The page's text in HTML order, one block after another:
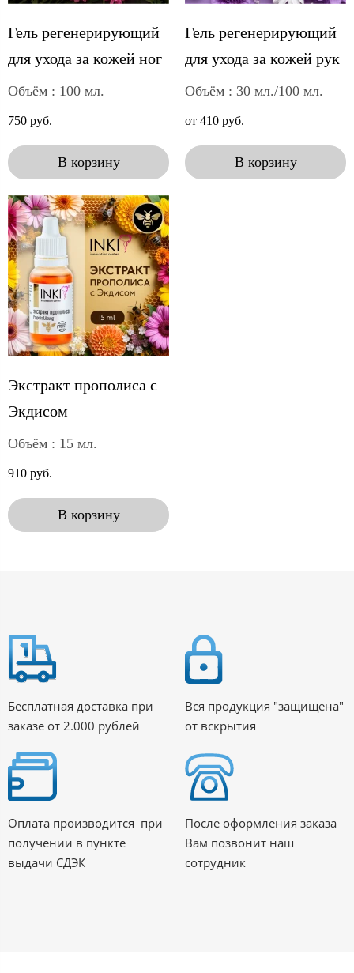
Гель регенерирующий
для ухода за кожей ног
Объём : 100 мл.
750 руб.
В корзину
Гель регенерирующий
для ухода за кожей рук
Объём : 30 мл./100 мл.
от 410 руб.
В корзину
Экстракт прополиса с
Экдисом
Объём : 15 мл.
910 руб.
В корзину
Бесплатная доставка при
заказе от 2.000 рублей
Вся продукция "защищена"
от вскрытия
Оплата производится при
получении в пункте
выдачи СДЭК
После оформления заказа
Вам позвонит наш
сотрудник